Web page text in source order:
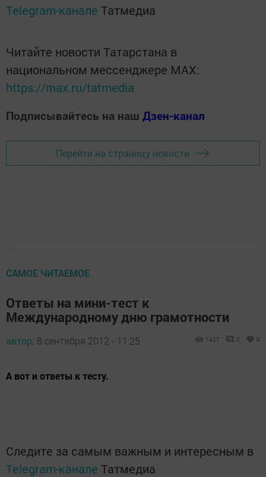
Telegram-канале Татмедиа
Читайте новости Татарстана в
национальном мессенджере MАХ:
https://max.ru/tatmedia
Подписывайтесь на наш Дзен-канал
Перейти на страницу новости
САМОЕ ЧИТАЕМОЕ
Ответы на мини-тест к
Международному дню грамотности
автор, 8 сентября 2012 - 11:25 1427 0 0
А вот и ответы к тесту.
Следите за самым важным и интересным в
Telegram-канале Татмедиа